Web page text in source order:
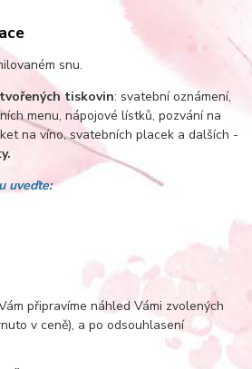
snu.
tiskovin: svatební oznámení,
menu, nápojové lístků, pozvání na
na víno, svatebních placek a dalších -
uveďte:
připravíme náhled Vámi zvolených
v ceně), a po odsouhlasení